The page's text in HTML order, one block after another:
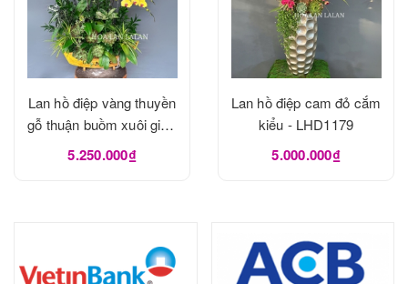
Lan hồ điệp vàng thuyền
gỗ thuận buồm xuôi gió -
LHD1180
5.250.000₫
Lan hồ điệp cam đỏ cắm
kiểu - LHD1179
5.000.000₫